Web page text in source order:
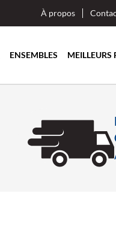
À propos
ENSEMBLES MEILLEURS